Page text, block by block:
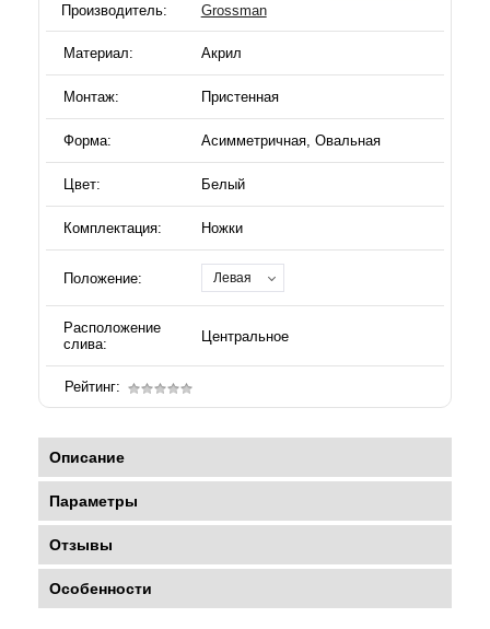
Производитель: Grossman
Материал: Акрил
Монтаж: Пристенная
Форма: Асимметричная, Овальная
Цвет: Белый
Комплектация: Ножки
Положение: Левая
Расположение
слива:
Центральное
Рейтинг:
Описание
Параметры
Отзывы
Особенности